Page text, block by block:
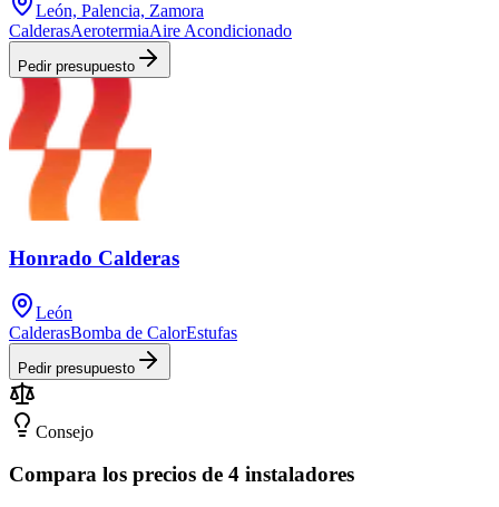
León, Palencia, Zamora
CalderasAerotermiaAire Acondicionado
Pedir presupuesto
Honrado Calderas
León
CalderasBomba de CalorEstufas
Pedir presupuesto
Consejo
Compara los precios de 4 instaladores